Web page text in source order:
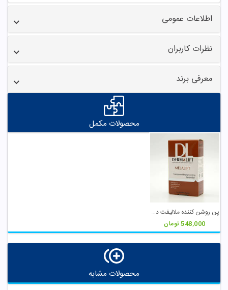
اطلاعات عمومی
نظرات کاربران
معرفی برند
محصولات مکمل
پن روشن کننده ملالیفت درمالیفت
548,000 تومان
محصولات مشابه